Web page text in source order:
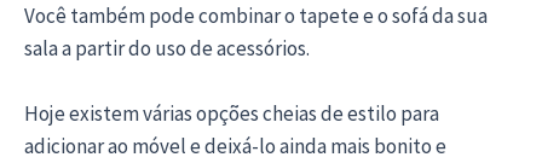
Você também pode combinar o tapete e o sofá da sua
sala a partir do uso de acessórios.
Hoje existem várias opções cheias de estilo para
adicionar ao móvel e deixá-lo ainda mais bonito e